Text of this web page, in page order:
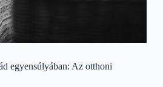
egyensúlyában: Az otthoni